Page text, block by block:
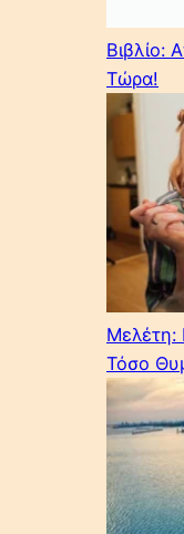
Βιβλίο:
Τώρα!
Μελέτη:
Τόσο